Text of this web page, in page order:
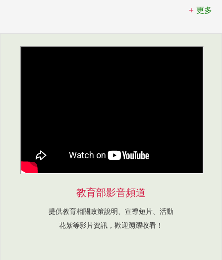
更多
教育部影音頻道
提供教育相關政策說明、宣導短片、活動
花絮等影片資訊，歡迎踴躍收看！